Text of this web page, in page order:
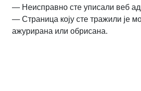
— Неисправно сте уписали веб
— Страница коју сте тражили је
ажурирана или обрисана.